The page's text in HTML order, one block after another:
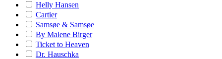
Helly Hansen
Cartier
Samsøe & Samsøe
By Malene Birger
Ticket to Heaven
Dr. Hauschka